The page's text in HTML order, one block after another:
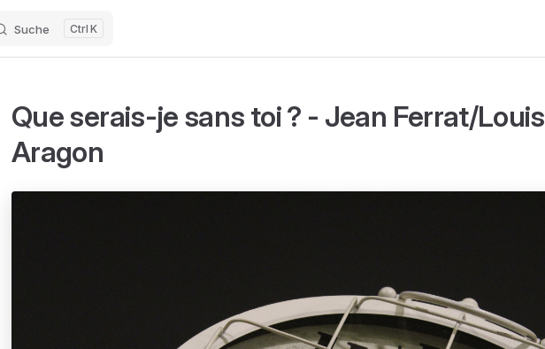
Suche K
Que serais-je sans toi ? - Jean Ferrat/Louis
Aragon